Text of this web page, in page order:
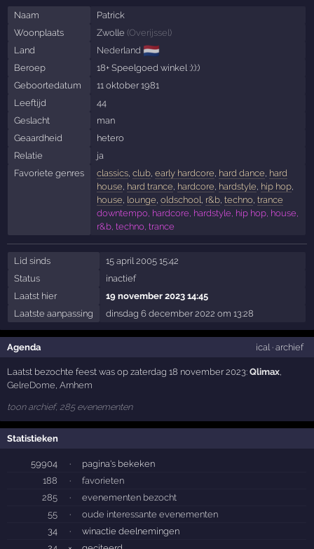
Naam
Patrick
Woonplaats
Zwolle (Overijssel)
Land
Nederland 🇳🇱
Beroep
18+ Speelgoed winkel :):):)
Geboortedatum
11 oktober 1981
Leeftijd
44
Geslacht
man
Geaardheid
hetero
Relatie
ja
Favoriete genres
classics, club, early hardcore, hard dance, hard
house, hard trance, hardcore, hardstyle, hip hop,
house, lounge, oldschool, r&b, techno, trance
downtempo, hardcore, hardstyle, hip hop, house,
r&b, techno, trance
Lid sinds
15 april 2005 15:42
Status
inactief
Laatst hier
19 november 2023 14:45
Laatste aanpassing
dinsdag 6 december 2022 om 13:28
Agenda ical· archief
Laatst bezochte feest was op zaterdag 18 november 2023:Qlimax
GelreDome ,Arnhem
toon archief, 285 evenementen
Statistieken
59904 ·
pagina's bekeken
188
·
favorieten
285
·
evenementen bezocht
55
·
oude interessante evenementen
34
·
winactie deelnemingen